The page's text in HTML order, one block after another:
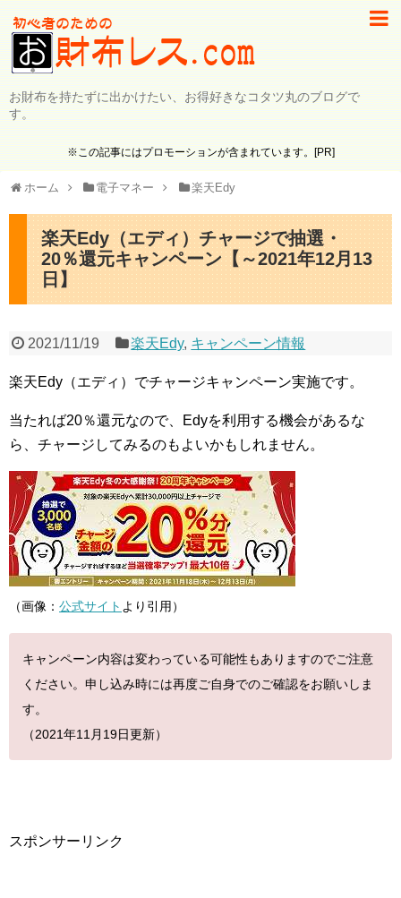
お財布を持たずに出かけたい、お得好きなコタツ丸のブログで
す。
※この記事にはプロモーションが含まれています。[PR]
ホーム 電子マネー 楽天Edy
楽天Edy（エディ）チャージで抽選・
20％還元キャンペーン【～2021年12月13
日】
2021/11/19 楽天Edy, キャンペーン情報
楽天Edy（エディ）でチャージキャンペーン実施です。
当たれば20％還元なので、Edyを利用する機会があるな
ら、チャージしてみるのもよいかもしれません。
（画像： 公式サイト より引用）
キャンペーン内容は変わっている可能性もありますのでご注意
ください。申し込み時には再度ご自身でのご確認をお願いしま
す。
（2021年11月19日更新）
スポンサーリンク